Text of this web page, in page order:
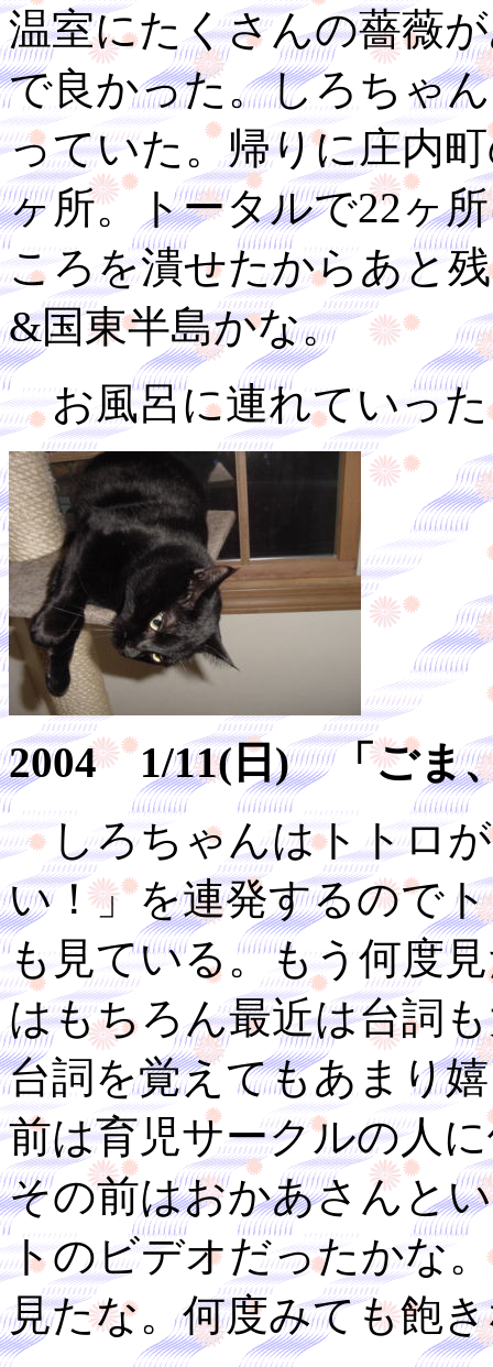
温室にたくさんの薔薇
で良かった。しろちゃ
っていた。帰りに庄内
ヶ所。トータルで22ヶ
ころを潰せたからあと
&国東半島かな。
お風呂に連れていった
2004 1/11(日) 「ごま
しろちゃんはトトロが
い！」を連発するので
も見ている。もう何度
はもちろん最近は台詞
台詞を覚えてもあまり
前は育児サークルの人
その前はおかあさんと
トのビデオだったかな
見たな。何度みても飽